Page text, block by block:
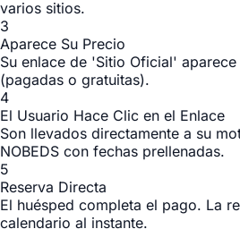
varios sitios.
3
Aparece Su Precio
Su enlace de 'Sitio Oficial' aparece
(pagadas o gratuitas).
4
El Usuario Hace Clic en el Enlace
Son llevados directamente a su
NOBEDS con fechas prellenadas.
5
Reserva Directa
El huésped completa el pago. La
calendario al instante.